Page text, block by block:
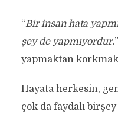
“Bir insan hata
şey de yapmıyordur.
yapmaktan
Hayata herkesin,
çok da faydalı birşey